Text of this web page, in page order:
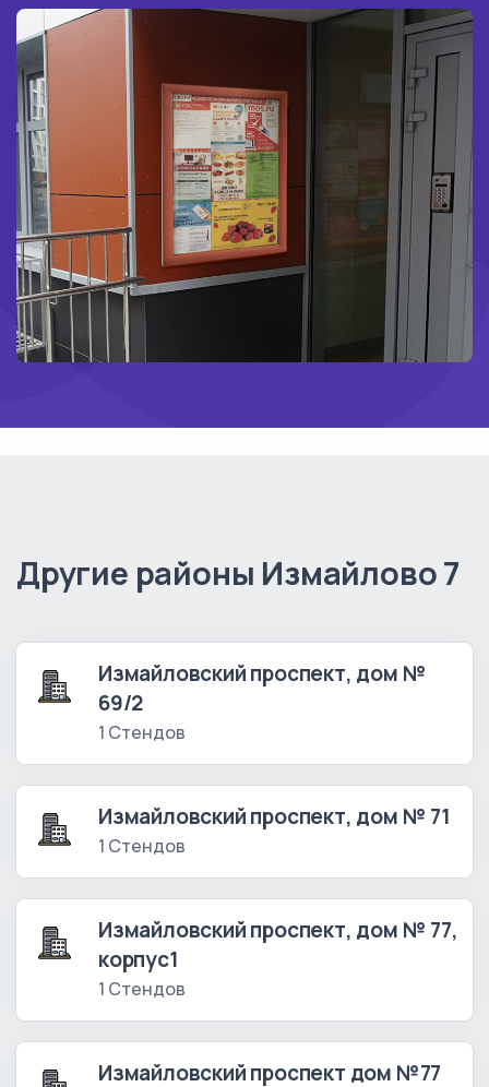
Другие районы Измайлово 7
Измайловский проспект, дом №
69/2
1 Стендов
Измайловский проспект, дом № 71
1 Стендов
Измайловский проспект, дом № 77,
корпус1
1 Стендов
Измайловский проспект дом №77